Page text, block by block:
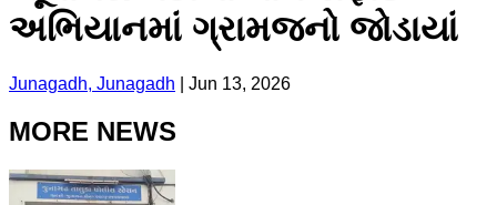
અભિયાનમાં ગ્રામજનો જોડાયાં
Junagadh, Junagadh Jun 13, 2026
MORE NEWS